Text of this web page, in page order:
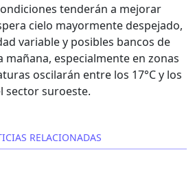
tenderán a mejorar
cielo mayormente despejado,
variable y posibles bancos de
mañana, especialmente en zonas
oscilarán entre los 17°C y los
sector suroeste.
RELACIONADAS